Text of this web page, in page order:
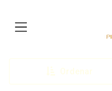
Ordenar